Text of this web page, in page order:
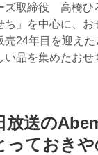
ズ取締役 高橋ひ
ち」を中心に、
売24年目を迎え
い品を集めたおせ
放送の
っておき